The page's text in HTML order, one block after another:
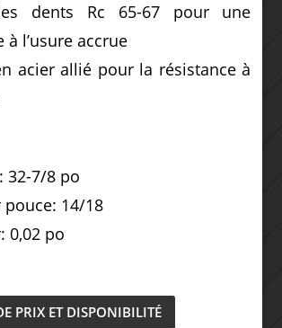
dents Rc 65-67 pour une
à l’usure accrue
acier allié pour la résistance à
32-7/8 po
pouce: 14/18
0,02 po
PRIX ET DISPONIBILITÉ